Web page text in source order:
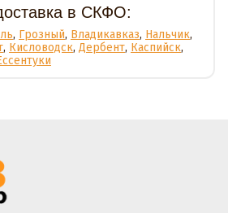
в СКФО:
, Грозный, Владикавказ, Нальчик,
, Кисловодск, Дербент, Каспийск,